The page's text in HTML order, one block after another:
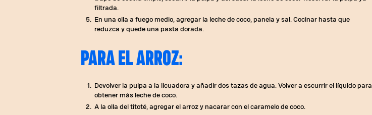
filtrada.
En una olla a fuego medio, agregar la leche de coco, panela y sal. Cocinar hasta que
reduzca y quede una pasta dorada.
PARA EL ARROZ:
Devolver la pulpa a la licuadora y añadir dos tazas de agua. Volver a escurrir el líquido para
obtener más leche de coco.
A la olla del titoté, agregar el arroz y nacarar con el caramelo de coco.